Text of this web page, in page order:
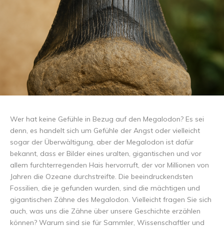
Wer hat keine Gefühle in Bezug auf den Megalodon? Es sei
denn, es handelt sich um Gefühle der Angst oder vielleicht
sogar der Überwältigung, aber der Megalodon ist dafür
bekannt, dass er Bilder eines uralten, gigantischen und vor
allem furchterregenden Hais hervorruft, der vor Millionen von
Jahren die Ozeane durchstreifte. Die beeindruckendsten
Fossilien, die je gefunden wurden, sind die mächtigen und
gigantischen Zähne des Megalodon. Vielleicht fragen Sie sich
auch, was uns die Zähne über unsere Geschichte erzählen
können? Warum sind sie für Sammler, Wissenschaftler und